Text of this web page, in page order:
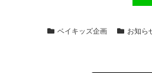
ベイキッズ企画 お知ら